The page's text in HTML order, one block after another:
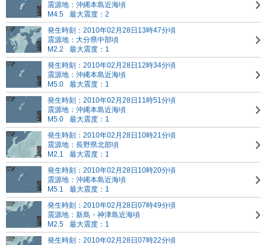
震源地：沖縄本島近海頃
M4.5
最大震度：2
発生時刻：2010年02月28日13時47分頃
震源地：大分県中部頃
M2.2
最大震度：1
発生時刻：2010年02月28日12時34分頃
震源地：沖縄本島近海頃
M5.0
最大震度：1
発生時刻：2010年02月28日11時51分頃
震源地：沖縄本島近海頃
M5.0
最大震度：1
発生時刻：2010年02月28日10時21分頃
震源地：長野県北部頃
M2.1
最大震度：1
発生時刻：2010年02月28日10時20分頃
震源地：沖縄本島近海頃
M5.1
最大震度：1
発生時刻：2010年02月28日07時49分頃
震源地：新島・神津島近海頃
M2.5
最大震度：1
発生時刻：2010年02月28日07時22分頃